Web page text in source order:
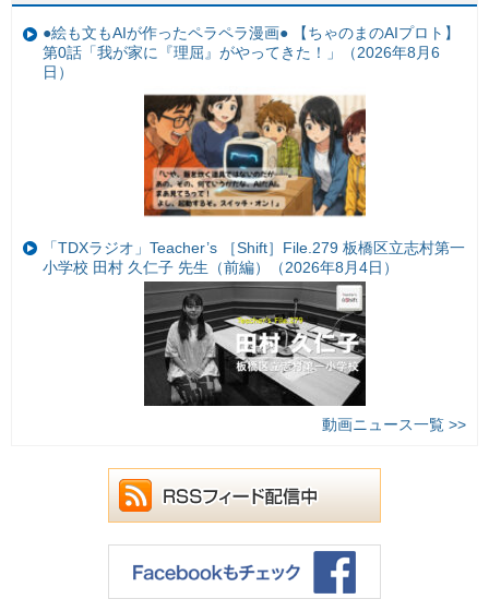
●絵も文もAIが作ったペラペラ漫画● 【ちゃのまのAIプロト】
第0話「我が家に『理屈』がやってきた！」（2026年8月6
日）
「TDXラジオ」Teacher’s ［Shift］File.279 板橋区立志村第一
小学校 田村 久仁子 先生（前編）（2026年8月4日）
動画ニュース一覧 >>